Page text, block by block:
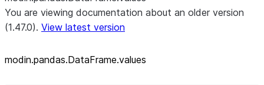
You are viewing documentation about an older version
(1.47.0). View latest version
modin.pandas.DataFrame.values